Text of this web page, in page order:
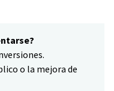
o la mejora de